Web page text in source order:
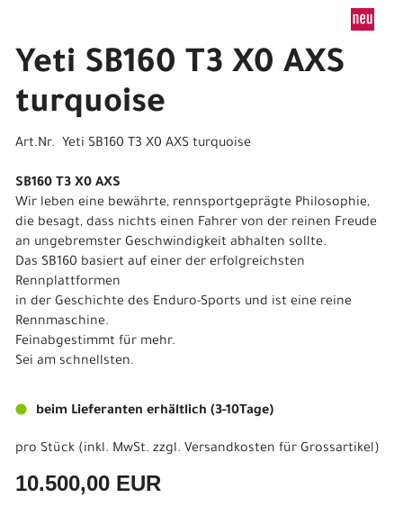
Yeti SB160 T3 X0 AXS
turquoise
Art.Nr. Yeti SB160 T3 X0 AXS turquoise
SB160 T3 X0 AXS
Wir leben eine bewährte, rennsportgeprägte Philosophie,
die besagt, dass nichts einen Fahrer von der reinen Freude
an ungebremster Geschwindigkeit abhalten sollte.
Das SB160 basiert auf einer der erfolgreichsten
Rennplattformen
in der Geschichte des Enduro-Sports und ist eine reine
Rennmaschine.
Feinabgestimmt für mehr.
Sei am schnellsten.
beim Lieferanten erhältlich (3-10Tage)
pro Stück (inkl. MwSt. zzgl. Versandkosten für Grossartikel)
10.500,00 EUR